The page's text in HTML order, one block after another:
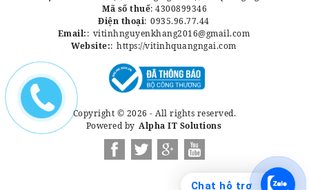
Chat hỗ trợ
Mã số thuế: 4300899346
Điện thoại: 0935.96.77.44
Email:: vitinhnguyenkhang2016@gmail.com
Website:: https://vitinhquangngai.com
Copyright © 2026 - All rights reserved.
Powered by Alpha IT Solutions